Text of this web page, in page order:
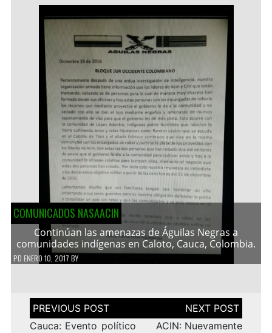
COMUNICADOS NASAACIN
Continúan las amenazas de Águilas Negras a
comunidades indígenas en Caloto, Cauca, Colombia.
PD ENERO 10, 2017 BY
Navegación
de
entradas
Cauca: Evento político
ACIN: Nuevamente